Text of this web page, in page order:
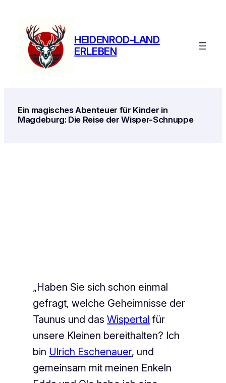
springen
HEIDENROD-LAND
ERLEBEN
Ein magisches Abenteuer für Kinder in
Magdeburg: Die Reise der Wisper-Schnuppe
„Haben Sie sich schon einmal
gefragt, welche Geheimnisse der
Taunus und dasWispertal für
unsere Kleinen bereithalten? Ich
bin Ulrich Eschenauer, und
gemeinsam mit meinen Enkeln